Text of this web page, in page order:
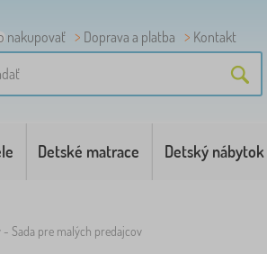
nakupovať Doprava a platba Kontakt
Detské matrace Detský nábytok
- Sada pre malých predajcov